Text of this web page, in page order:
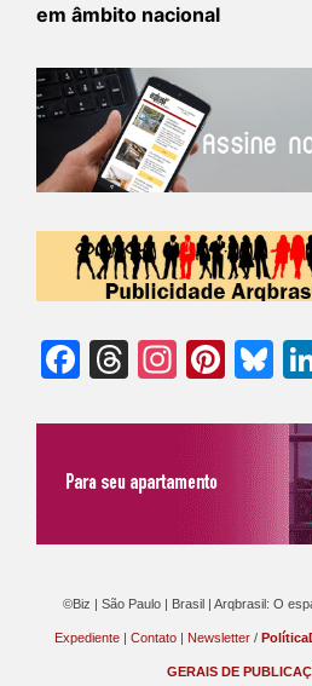
em âmbito nacional
Facebook
Threads
©Biz | São Paulo | Brasil | Arqbrasil: O
Expediente Contato Newsletter /
GERAIS DE